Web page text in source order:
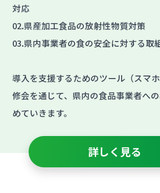
対応
02.県産加工食品の放射性物質対策
03.県内事業者の食の安全に対する取
導入を支援するためのツール（スマ
修会を通じて、県内の食品事業者へ
めていきます。
詳しく見る